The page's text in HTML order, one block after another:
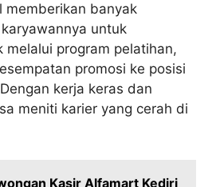
memberikan banyak
untuk
melalui program pelatihan,
promosi ke posisi
kerja keras dan
meniti karier yang cerah di
Kasir Alfamart Kediri